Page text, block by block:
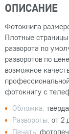
ОПИСАНИЕ
Фотокнига
Плотные
разворота по
разворотов по
возможное
фотокнигу с
Обложка:
Развороты: от 2
Печать: